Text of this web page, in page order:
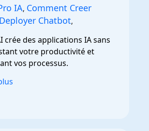
IA, Comment Creer
Deployer Chatbot,
crée des applications IA sans
votre productivité et
vos processus.